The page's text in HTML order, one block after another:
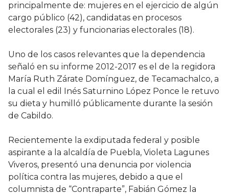
principalmente de: mujeres en el ejercicio de algún
cargo público (42), candidatas en procesos
electorales (23) y funcionarias electorales (18).
Uno de los casos relevantes que la dependencia
señaló en su informe 2012-2017 es el de la regidora
María Ruth Zárate Domínguez, de Tecamachalco, a
la cual el edil Inés Saturnino López Ponce le retuvo
su dieta y humilló públicamente durante la sesión
de Cabildo.
Recientemente la exdiputada federal y posible
aspirante a la alcaldía de Puebla, Violeta Lagunes
Viveros, presentó una denuncia por violencia
política contra las mujeres, debido a que el
columnista de “Contraparte”, Fabián Gómez la